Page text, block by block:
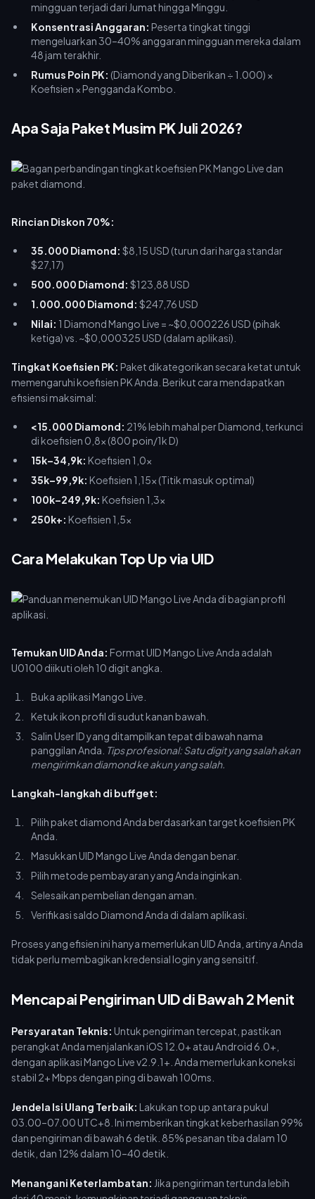
mingguan terjadi dari Jumat hingga Minggu.
Konsentrasi Anggaran: Peserta tingkat tinggi
mengeluarkan 30–40% anggaran mingguan mereka dalam
48 jam terakhir.
Rumus Poin PK: (Diamond yang Diberikan ÷ 1.000) ×
Koefisien × Pengganda Kombo.
Apa Saja Paket Musim PK Juli 2026?
Rincian Diskon 70%:
35.000 Diamond: $8,15 USD (turun dari harga standar
$27,17)
500.000 Diamond: $123,88 USD
1.000.000 Diamond: $247,76 USD
Nilai: 1 Diamond Mango Live = ~$0,000226 USD (pihak
ketiga) vs. ~$0,000325 USD (dalam aplikasi).
Tingkat Koefisien PK: Paket dikategorikan secara ketat untuk
memengaruhi koefisien PK Anda. Berikut cara mendapatkan
efisiensi maksimal:
<15.000 Diamond: 21% lebih mahal per Diamond, terkunci
di koefisien 0,8x (800 poin/1k D)
15k–34,9k: Koefisien 1,0x
35k–99,9k: Koefisien 1,15x (Titik masuk optimal)
100k–249,9k: Koefisien 1,3x
250k+: Koefisien 1,5x
Cara Melakukan Top Up via UID
Temukan UID Anda: Format UID Mango Live Anda adalah
U0100 diikuti oleh 10 digit angka.
Buka aplikasi Mango Live.
Ketuk ikon profil di sudut kanan bawah.
Salin User ID yang ditampilkan tepat di bawah nama
panggilan Anda. Tips profesional: Satu digit yang salah akan
mengirimkan diamond ke akun yang salah.
Langkah-langkah di buffget:
Pilih paket diamond Anda berdasarkan target koefisien PK
Anda.
Masukkan UID Mango Live Anda dengan benar.
Pilih metode pembayaran yang Anda inginkan.
Selesaikan pembelian dengan aman.
Verifikasi saldo Diamond Anda di dalam aplikasi.
Proses yang efisien ini hanya memerlukan UID Anda, artinya Anda
tidak perlu membagikan kredensial login yang sensitif.
Mencapai Pengiriman UID di Bawah 2 Menit
Persyaratan Teknis: Untuk pengiriman tercepat, pastikan
perangkat Anda menjalankan iOS 12.0+ atau Android 6.0+,
dengan aplikasi Mango Live v2.9.1+. Anda memerlukan koneksi
stabil 2+ Mbps dengan ping di bawah 100ms.
Jendela Isi Ulang Terbaik: Lakukan top up antara pukul
03.00–07.00 UTC+8. Ini memberikan tingkat keberhasilan 99%
dan pengiriman di bawah 6 detik. 85% pesanan tiba dalam 10
detik, dan 12% dalam 10–40 detik.
Menangani Keterlambatan: Jika pengiriman tertunda lebih